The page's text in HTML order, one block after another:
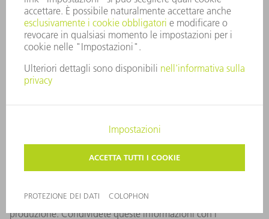
Le opzioni di valutazione e i messaggi di stato delle macchine
una rappresentazione coerente e trasparente della
produzione. Condividete queste informazioni con i